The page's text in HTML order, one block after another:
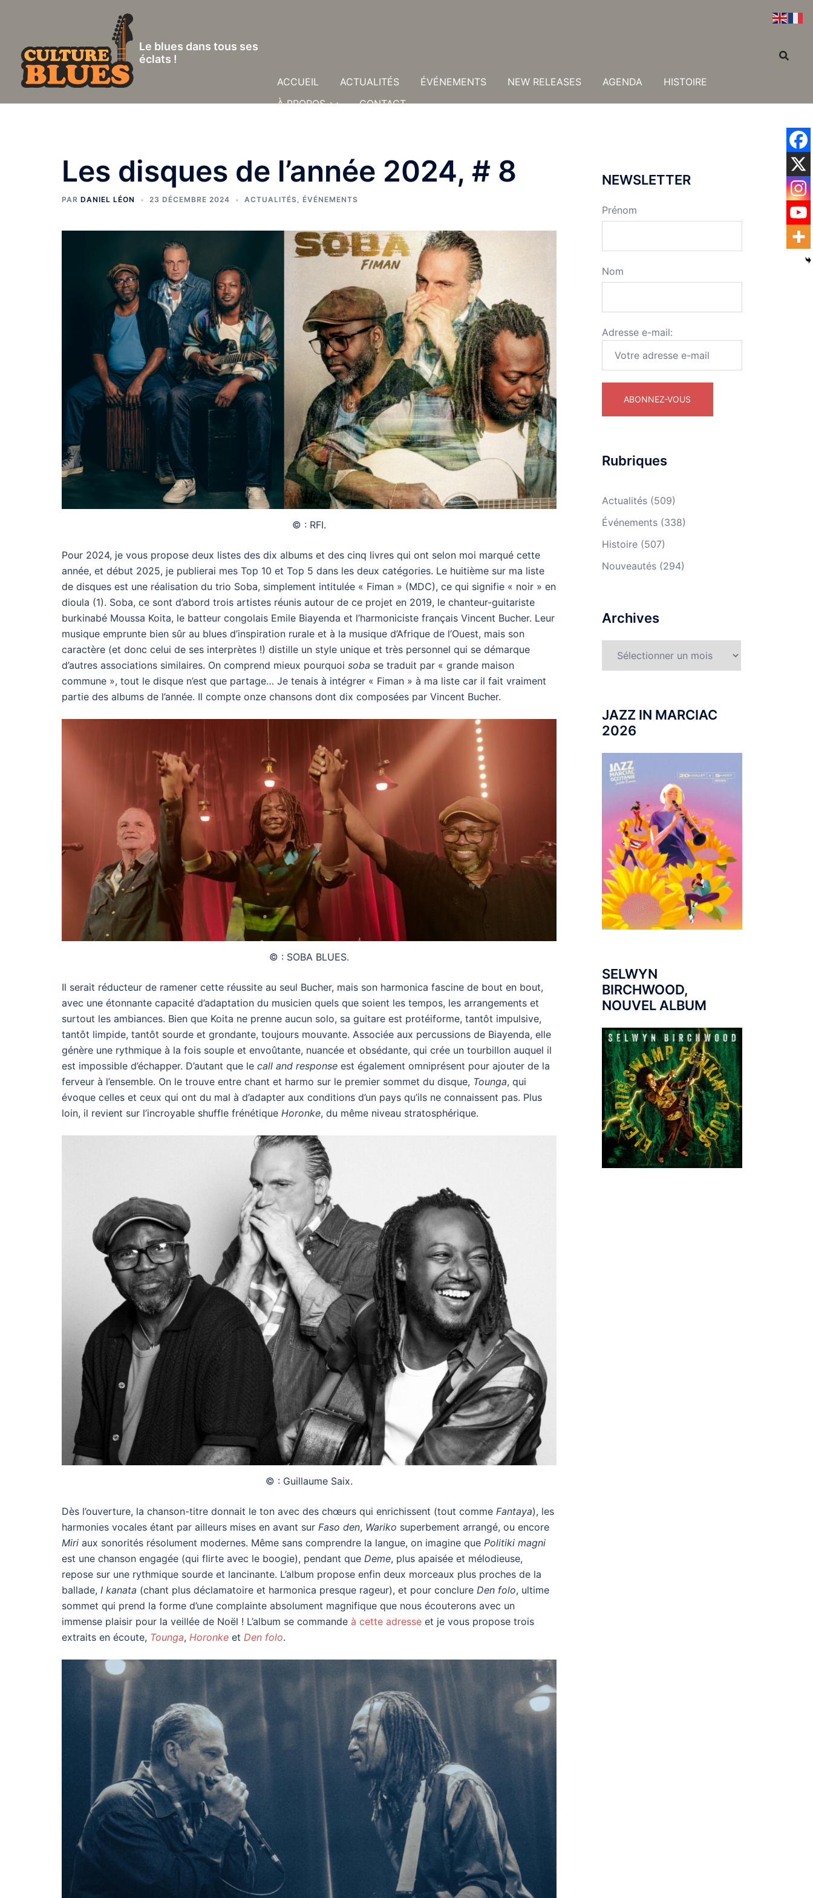
Le blues dans tous ses
éclats !
ACCUEIL ACTUALITÉS ÉVÉNEMENTS NEW RELEASES AGENDA
HISTOIRE
À PROPOS
CONTACT
Les disques de l’année 2024, # 8
PAR DANIEL LÉON 23 DÉCEMBRE 2024 ACTUALITÉS, ÉVÉNEMENTS
© : RFI.
Pour 2024, je vous propose deux listes des dix albums et des cinq livres qui ont selon moi marqué cette
année, et début 2025, je publierai mes Top 10 et Top 5 dans les deux catégories. Le huitième sur ma liste
de disques est une réalisation du trio Soba, simplement intitulée « Fiman » (MDC), ce qui signifie « noir » en
dioula (1). Soba, ce sont d’abord trois artistes réunis autour de ce projet en 2019, le chanteur-guitariste
burkinabé Moussa Koita, le batteur congolais Emile Biayenda et l’harmoniciste français Vincent Bucher. Leur
musique emprunte bien sûr au blues d’inspiration rurale et à la musique d’Afrique de l’Ouest, mais son
caractère (et donc celui de ses interprètes !) distille un style unique et très personnel qui se démarque
d’autres associations similaires. On comprend mieux pourquoi soba se traduit par « grande maison
commune », tout le disque n’est que partage… Je tenais à intégrer « Fiman » à ma liste car il fait vraiment
partie des albums de l’année. Il compte onze chansons dont dix composées par Vincent Bucher.
© : SOBA BLUES.
Il serait réducteur de ramener cette réussite au seul Bucher, mais son harmonica fascine de bout en bout,
avec une étonnante capacité d’adaptation du musicien quels que soient les tempos, les arrangements et
surtout les ambiances. Bien que Koita ne prenne aucun solo, sa guitare est protéiforme, tantôt impulsive,
tantôt limpide, tantôt sourde et grondante, toujours mouvante. Associée aux percussions de Biayenda, elle
génère une rythmique à la fois souple et envoûtante, nuancée et obsédante, qui crée un tourbillon auquel il
est impossible d’échapper. D’autant que le call and response est également omniprésent pour ajouter de la
ferveur à l’ensemble. On le trouve entre chant et harmo sur le premier sommet du disque, Tounga, qui
évoque celles et ceux qui ont du mal à d’adapter aux conditions d’un pays qu’ils ne connaissent pas. Plus
loin, il revient sur l’incroyable shuffle frénétique Horonke, du même niveau stratosphérique.
© : Guillaume Saix.
Dès l’ouverture, la chanson-titre donnait le ton avec des chœurs qui enrichissent (tout comme Fantaya), les
harmonies vocales étant par ailleurs mises en avant sur Faso den, Wariko superbement arrangé, ou encore
Miri aux sonorités résolument modernes. Même sans comprendre la langue, on imagine que Politiki magni
est une chanson engagée (qui flirte avec le boogie), pendant que Deme, plus apaisée et mélodieuse,
repose sur une rythmique sourde et lancinante. L’album propose enfin deux morceaux plus proches de la
ballade, I kanata (chant plus déclamatoire et harmonica presque rageur), et pour conclure Den folo, ultime
sommet qui prend la forme d’une complainte absolument magnifique que nous écouterons avec un
immense plaisir pour la veillée de Noël ! L’album se commande à cette adresse et je vous propose trois
extraits en écoute, Tounga, Horonke et Den folo.
NEWSLETTER
Prénom
Nom
Adresse e-mail:
Rubriques
Actualités(509)
Événements(338)
Histoire(507)
Nouveautés(294)
Archives
JAZZ IN MARCIAC
2026
SELWYN
BIRCHWOOD,
NOUVEL ALBUM